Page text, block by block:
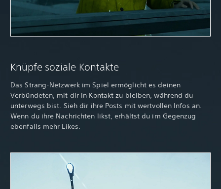
Knüpfe soziale Kontakte
Das Strang-Netzwerk im Spiel ermöglicht es deinen
Verbündeten, mit dir in Kontakt zu bleiben, während du
unterwegs bist. Sieh dir ihre Posts mit wertvollen Infos an.
Wenn du ihre Nachrichten likst, erhältst du im Gegenzug
ebenfalls mehr Likes.